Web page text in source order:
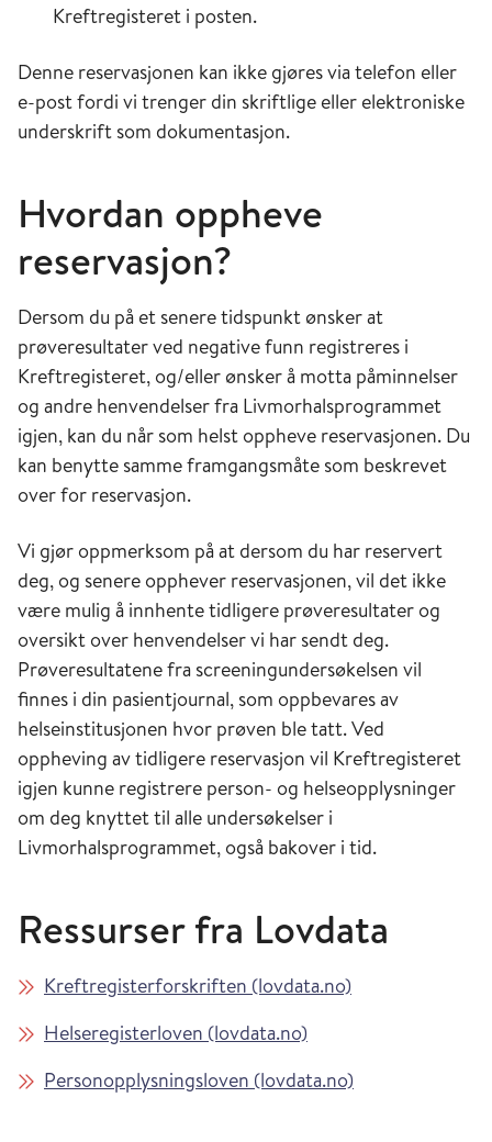
Kreftregisteret i posten.
Denne reservasjonen kan ikke gjøres via telefon eller
e-post fordi vi trenger din skriftlige eller elektroniske
underskrift som dokumentasjon.
Hvordan oppheve
reservasjon?
Dersom du på et senere tidspunkt ønsker at
prøveresultater ved negative funn registreres i
Kreftregisteret, og/eller ønsker å motta påminnelser
og andre henvendelser fra Livmorhalsprogrammet
igjen, kan du når som helst oppheve reservasjonen. Du
kan benytte samme framgangsmåte som beskrevet
over for reservasjon.
Vi gjør oppmerksom på at dersom du har reservert
deg, og senere opphever reservasjonen, vil det ikke
være mulig å innhente tidligere prøveresultater og
oversikt over henvendelser vi har sendt deg.
Prøveresultatene fra screeningundersøkelsen vil
finnes i din pasientjournal, som oppbevares av
helseinstitusjonen hvor prøven ble tatt. Ved
oppheving av tidligere reservasjon vil Kreftregisteret
igjen kunne registrere person- og helseopplysninger
om deg knyttet til alle undersøkelser i
Livmorhalsprogrammet, også bakover i tid.
Ressurser fra Lovdata
Kreftregisterforskriften (lovdata.no)
Helseregisterloven (lovdata.no)
Personopplysningsloven (lovdata.no)